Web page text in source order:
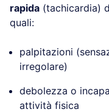
rapida (tachicardia)
quali:
palpitazioni
irregolare)
debolezza o
attività fisica